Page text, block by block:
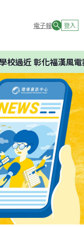
電子報 登入
過近 彰化福漢風電